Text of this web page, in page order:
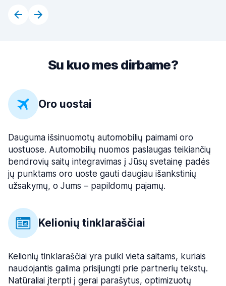
Su kuo mes dirbame?
Oro uostai
Dauguma išsinuomotų automobilių paimami oro
uostuose. Automobilių nuomos paslaugas teikiančių
bendrovių saitų integravimas į Jūsų svetainę padės
jų punktams oro uoste gauti daugiau išankstinių
užsakymų, o Jums – papildomų pajamų.
Kelionių tinklaraščiai
Kelionių tinklaraščiai yra puiki vieta saitams, kuriais
naudojantis galima prisijungti prie partnerių tekstų.
Natūraliai įterpti į gerai parašytus, optimizuotų